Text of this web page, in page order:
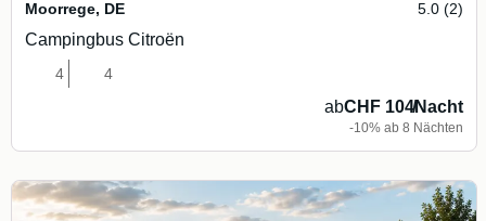
Moorrege, DE 5.0 (2)
Campingbus Citroën
4 4
abCHF 104/Nacht
-10% ab 8 Nächten